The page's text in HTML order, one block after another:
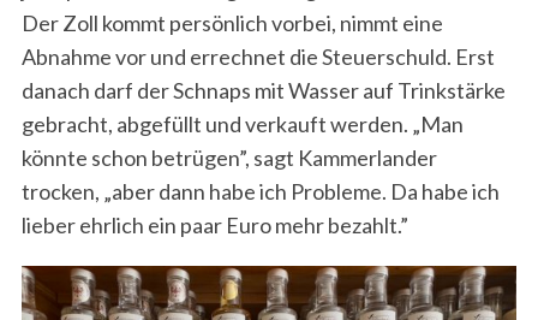
Der Zoll kommt persönlich vorbei, nimmt eine
Abnahme vor und errechnet die Steuerschuld. Erst
danach darf der Schnaps mit Wasser auf Trinkstärke
gebracht, abgefüllt und verkauft werden. „Man
könnte schon betrügen”, sagt Kammerlander
trocken, „aber dann habe ich Probleme. Da habe ich
lieber ehrlich ein paar Euro mehr bezahlt.”